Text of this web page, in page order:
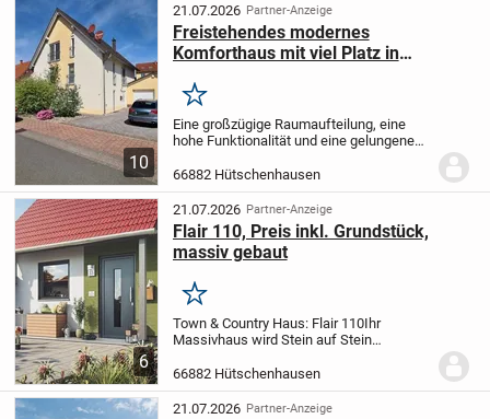
Sie drei...
10
21.07.2026 Partner-Anzeige
Freistehendes modernes
Komforthaus mit viel Platz in
Merken
Eine großzügige Raumaufteilung, eine
hohe Funktionalität und eine gelungene
moderne Komforthaus, das im Jahr 2006
in schöner und ruhiger Wohnlage von
Hütschenhausen...
66882 Hütschenhausen
6
21.07.2026 Partner-Anzeige
Flair 110, Preis inkl. Grundstück,
massiv gebaut
Merken
Town & Country Haus: Flair 110Ihr
Massivhaus wird Stein auf Stein
schlüsselfertiges Haus, das heißt Sie
müssen vor dem Einzug in Ihr Traumhaus
nur noch...
66882 Hütschenhausen
21.07.2026 Partner-Anzeige